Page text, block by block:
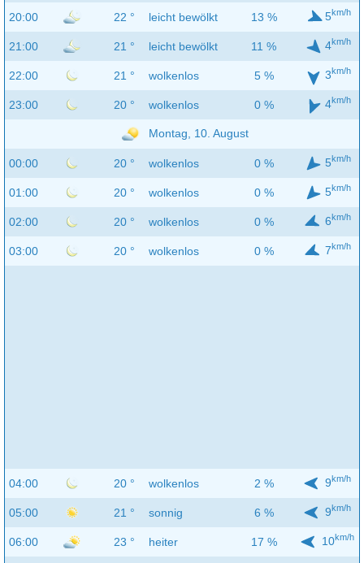
20:00 22 ° leicht bewölkt 13 % 5km/h
21:00 21 ° leicht bewölkt 11 % 4km/h
22:00 21 ° wolkenlos 5 % 3km/h
23:00 20 ° wolkenlos 0 % 4km/h
Montag, 10. August
00:00 20 ° wolkenlos 0 % 5km/h
01:00 20 ° wolkenlos 0 % 5km/h
02:00 20 ° wolkenlos 0 % 6km/h
03:00 20 ° wolkenlos 0 % 7km/h
04:00 20 ° wolkenlos 2 % 9km/h
05:00 21 ° sonnig 6 % 9km/h
06:00 23 ° heiter 17 % 10km/h